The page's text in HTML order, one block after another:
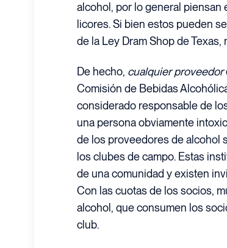
alcohol, por lo general piensan
licores. Si bien estos pueden
de la Ley Dram Shop de Texas,
De hecho, cualquier proveedor
Comisión de Bebidas
considerado responsable de
una persona obviamente
de los proveedores de alcohol
los clubes de campo. Estas
de una comunidad y existen
Con las cuotas de los socios,
alcohol, que consumen los
club.